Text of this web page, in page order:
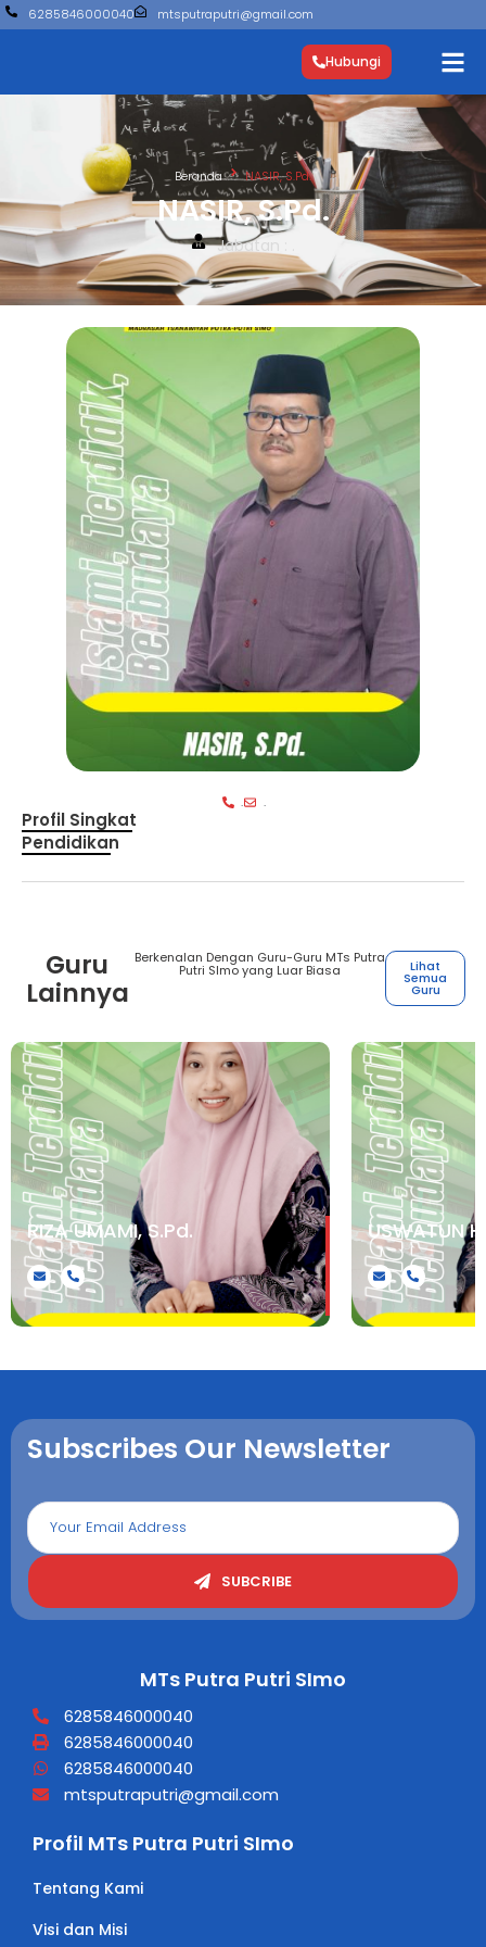
6285846000040 mtsputraputri@gmail.com
Hubungi
Beranda NASIR, S.Pd.
NASIR, S.Pd.
Jabatan : .
. .
Profil Singkat
Pendidikan
Guru
Lainnya
Berkenalan Dengan Guru-Guru MTs Putra
Putri SImo yang Luar Biasa Lihat
Semua
Guru
RIZA UMAMI, S.Pd.
.
USWATUN
.
Subscribes Our Newsletter
SUBCRIBE
MTs Putra Putri SImo
6285846000040
6285846000040
6285846000040
mtsputraputri@gmail.com
Profil MTs Putra Putri SImo
Tentang Kami
Visi dan Misi